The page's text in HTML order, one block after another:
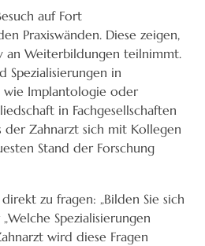
auf Fort
Praxiswänden. Diese zeigen,
an Weiterbildungen teilnimmt.
Spezialisierungen in
wie Implantologie oder
in Fachgesellschaften
der Zahnarzt sich mit Kollegen
Stand der Forschung
zu fragen: „Bilden Sie sich
Spezialisierungen
wird diese Fragen